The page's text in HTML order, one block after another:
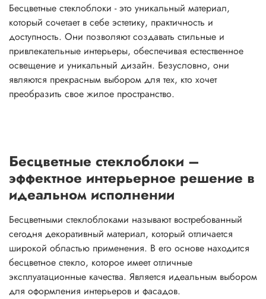
Бесцветные стеклоблоки - это уникальный материал,
который сочетает в себе эстетику, практичность и
доступность. Они позволяют создавать стильные и
привлекательные интерьеры, обеспечивая естественное
освещение и уникальный дизайн. Безусловно, они
являются прекрасным выбором для тех, кто хочет
преобразить свое жилое пространство.
Бесцветные стеклоблоки –
эффектное интерьерное решение в
идеальном исполнении
Бесцветными стеклоблоками называют востребованный
сегодня декоративный материал, который отличается
широкой областью применения. В его основе находится
бесцветное стекло, которое имеет отличные
эксплуатационные качества. Является идеальным выбором
для оформления интерьеров и фасадов.